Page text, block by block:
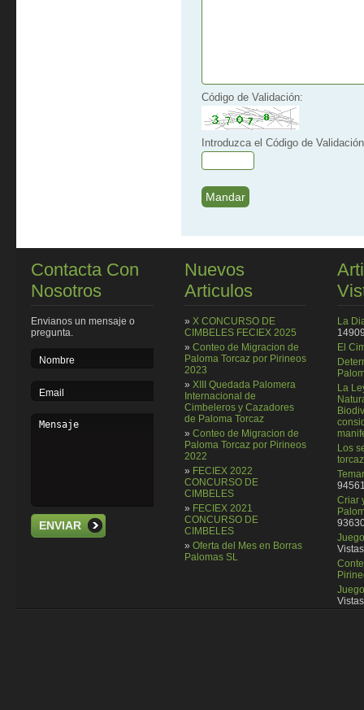
Código de Validación:
Introduzca el Código de
Contacta Con
Nosotros
Envianos un mensaje o
pregunta.
ENVIAR
Nuevos
Articulos
» X CONCURSO DE
CIMBELES FECIEX 2025
» Conteo de Migracion de
Paloma Torcaz por Pirineos
2023
» XIII Quedada Palomera
Internacional de
Cimbeleros y Cazadores
de Paloma Torcaz
» Conteo de Migracion de
Paloma Torcaz por Pirineos
2022
» FECIEX 2022
CONCURSO DE
CIMBELES
» FECIEX 2021
CONCURSO DE
CIMBELES
» Oferta del Mes en Borras
Palomas SL
La
El
La
Los
torcaz
Criar
Vistas
Vistas